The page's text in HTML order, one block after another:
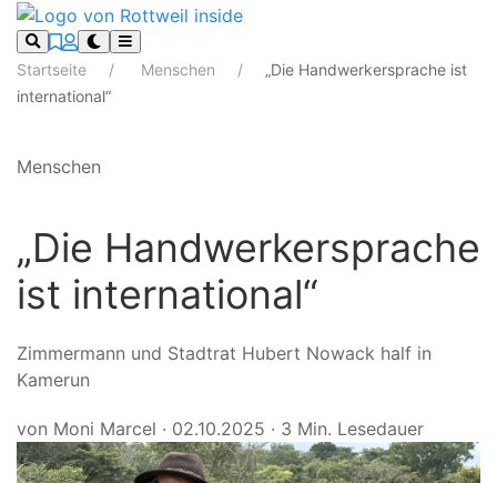
Startseite Menschen
„Die Handwerkersprache ist
international“
Menschen
„Die Handwerkersprache
ist international“
Zimmermann und Stadtrat Hubert Nowack half in
Kamerun
von Moni Marcel · 02.10.2025 · 3 Min. Lesedauer